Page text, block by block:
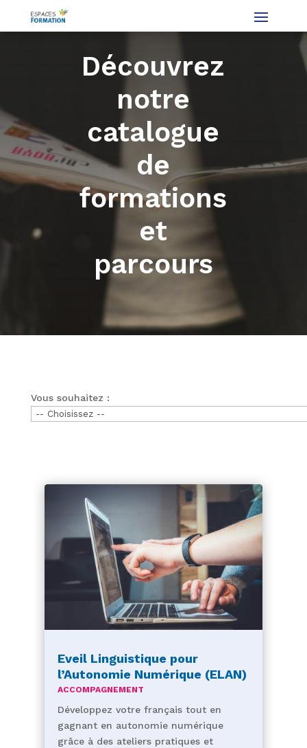
Découvrez
notre
catalogue
de
formations
et
parcours
Vous souhaitez :
Eveil Linguistique pour
l’Autonomie Numérique (ELAN)
ACCOMPAGNEMENT
Développez votre français tout en
gagnant en autonomie numérique
grâce à des ateliers pratiques et